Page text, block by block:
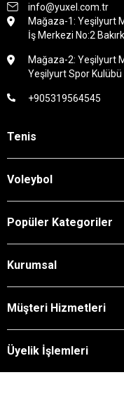
info@yuxel.com.tr
Mağaza-1: Yeşilyurt
İş Merkezi No:2
Mağaza-2: Yeşilyurt
Yeşilyurt Spor
+905319564545
Tenis
Voleybol
Popüler Kategoriler
Kurumsal
Müşteri Hizmetleri
Üyelik İşlemleri